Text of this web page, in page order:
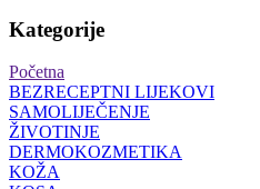
Kategorije
Početna
BEZRECEPTNI LIJEKOVI
SAMOLIJEČENJE
ŽIVOTINJE
DERMOKOZMETIKA
KOŽA